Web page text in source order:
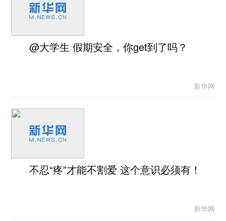
@大学生 假期安全，你get到了吗？
新华网
不忍“疼”才能不割爱 这个意识必须有！
新华网